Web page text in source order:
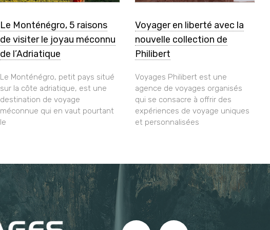
Le Monténégro, 5 raisons
de visiter le joyau méconnu
de l’Adriatique
Le Monténégro, petit pays situé
sur la côte adriatique, est une
destination de voyage
méconnue qui en vaut pourtant
le
Voyager en liberté avec la
nouvelle collection de
Philibert
Voyages Philibert est une
agence de voyages organisés
qui se consacre à offrir des
expériences de voyage uniques
et personnalisées